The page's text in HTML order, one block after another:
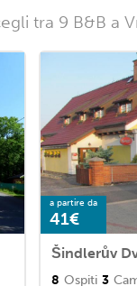
tra 9 B&B a
a partire da
41€
Šindlerův
8 Ospiti 3